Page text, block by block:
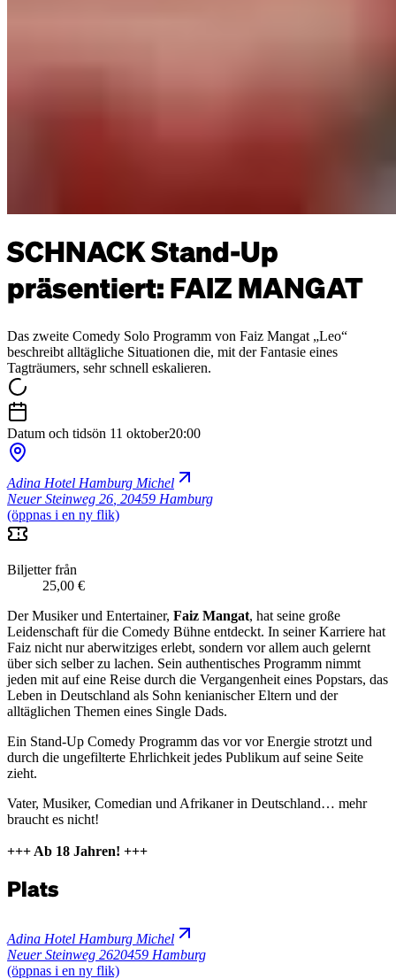
SCHNACK Stand-Up
präsentiert: FAIZ MANGAT
Das zweite Comedy Solo Programm von Faiz Mangat „Leo“
beschreibt alltägliche Situationen die, mit der Fantasie eines
Tagträumers, sehr schnell eskalieren.
Datum och tidsön 11 oktober20:00
Adina Hotel Hamburg Michel
Neuer Steinweg 26 20459 Hamburg
(öppnas i en ny flik)
Biljetter från
25,00 €
Der Musiker und Entertainer, Faiz Mangat, hat seine große
Leidenschaft für die Comedy Bühne entdeckt. In seiner Karriere hat
Faiz nicht nur aberwitziges erlebt, sondern vor allem auch gelernt
über sich selber zu lachen. Sein authentisches Programm nimmt
jeden mit auf eine Reise durch die Vergangenheit eines Popstars, das
Leben in Deutschland als Sohn kenianischer Eltern und der
alltäglichen Themen eines Single Dads.
Ein Stand-Up Comedy Programm das vor vor Energie strotzt und
durch die ungefilterte Ehrlichkeit jedes Publikum auf seine Seite
zieht.
Vater, Musiker, Comedian und Afrikaner in Deutschland… mehr
braucht es nicht!
+++ Ab 18 Jahren! +++
Plats
Adina Hotel Hamburg Michel
Neuer Steinweg 2620459 Hamburg
(öppnas i en ny flik)